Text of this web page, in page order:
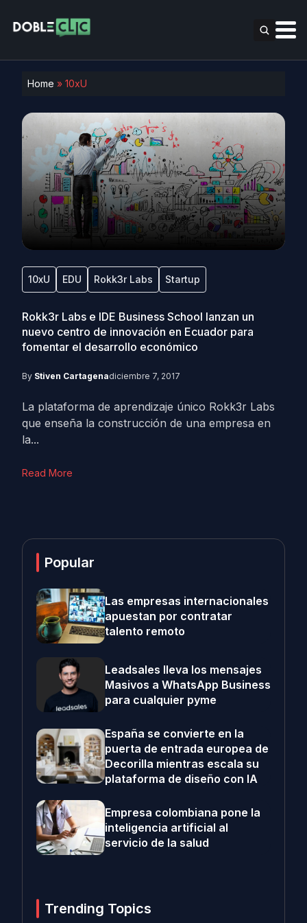
Home » 10xU
10xU EDU Rokk3r Labs Startup
Rokk3r Labs e IDE Business School lanzan un
nuevo centro de innovación en Ecuador para
fomentar el desarrollo económico
By Stiven Cartagenadiciembre 7, 2017
La plataforma de aprendizaje único Rokk3r Labs
que enseña la construcción de una empresa en
la...
Read More
Popular
Las empresas internacionales
apuestan por contratar
talento remoto
Leadsales lleva los mensajes
Masivos a WhatsApp Business
para cualquier pyme
España se convierte en la
puerta de entrada europea de
Decorilla mientras escala su
plataforma de diseño con IA
Empresa colombiana pone la
inteligencia artificial al
servicio de la salud
Trending Topics